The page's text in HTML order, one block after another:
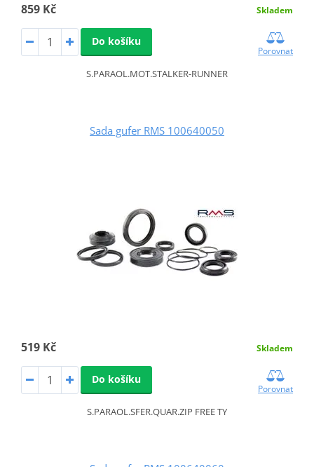
859 Kč Skladem
Do košíku
Porovnat
S.PARAOL.MOT.STALKER-RUNNER
Sada gufer RMS 100640050
519 Kč Skladem
Do košíku
Porovnat
S.PARAOL.SFER.QUAR.ZIP FREE TY